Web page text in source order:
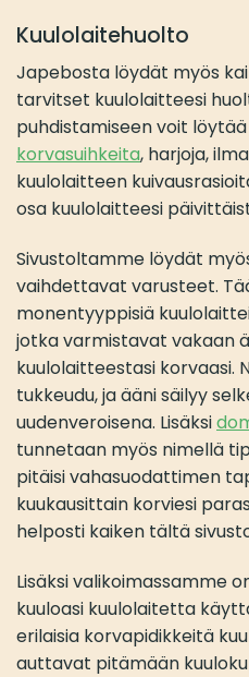
Kuulolaitehuolto
Japebosta löydät myös
tarvitset kuulolaitteesi
puhdistamiseen voit
korvasuihkeita, harjoja,
kuulolaitteen
osa kuulolaitteesi
Sivustoltamme löydät
vaihdettavat varusteet.
monentyyppisiä
jotka varmistavat vakaan
kuulolaitteestasi korvaasi.
tukkeudu, ja ääni säilyy
uudenveroisena. Lisäksi
tunnetaan myös nimellä
pitäisi vahasuodattimen
kuukausittain korviesi
helposti kaiken tältä
Lisäksi valikoimassamme
kuuloasi kuulolaitetta
erilaisia korvapidikkeitä
auttavat pitämään